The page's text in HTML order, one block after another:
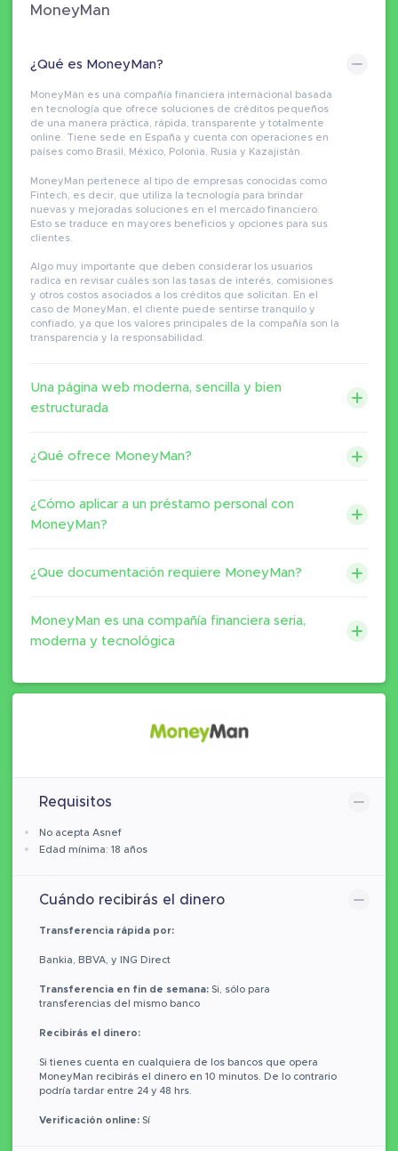
MoneyMan
¿Qué es MoneyMan?
MoneyMan es una compañía financiera internacional basada
en tecnología que ofrece soluciones de créditos pequeños
de una manera práctica, rápida, transparente y totalmente
online. Tiene sede en España y cuenta con operaciones en
países como Brasil, México, Polonia, Rusia y Kazajistán.
MoneyMan pertenece al tipo de empresas conocidas como
Fintech, es decir, que utiliza la tecnología para brindar
nuevas y mejoradas soluciones en el mercado financiero.
Esto se traduce en mayores beneficios y opciones para sus
clientes.
Algo muy importante que deben considerar los usuarios
radica en revisar cuáles son las tasas de interés, comisiones
y otros costos asociados a los créditos que solicitan. En el
caso de MoneyMan, el cliente puede sentirse tranquilo y
confiado, ya que los valores principales de la compañía son la
transparencia y la responsabilidad.
Una página web moderna, sencilla y bien
estructurada
¿Qué ofrece MoneyMan?
¿Cómo aplicar a un préstamo personal con
MoneyMan?
¿Que documentación requiere MoneyMan?
MoneyMan es una compañía financiera seria,
moderna y tecnológica
Requisitos
No acepta Asnef
Edad mínima: 18 años
Cuándo recibirás el dinero
Transferencia rápida por:
Bankia, BBVA, y ING Direct
Transferencia en fin de semana: Si, sólo para
transferencias del mismo banco
Recibirás el dinero:
Si tienes cuenta en cualquiera de los bancos que opera
MoneyMan recibirás el dinero en 10 minutos. De lo contrario
podría tardar entre 24 y 48 hrs.
Verificación online: Sí